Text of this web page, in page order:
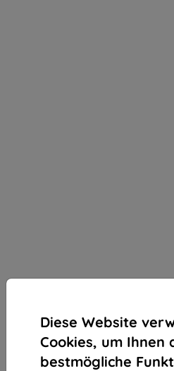
Diese Website
Cookies, um Ihnen
bestmögliche